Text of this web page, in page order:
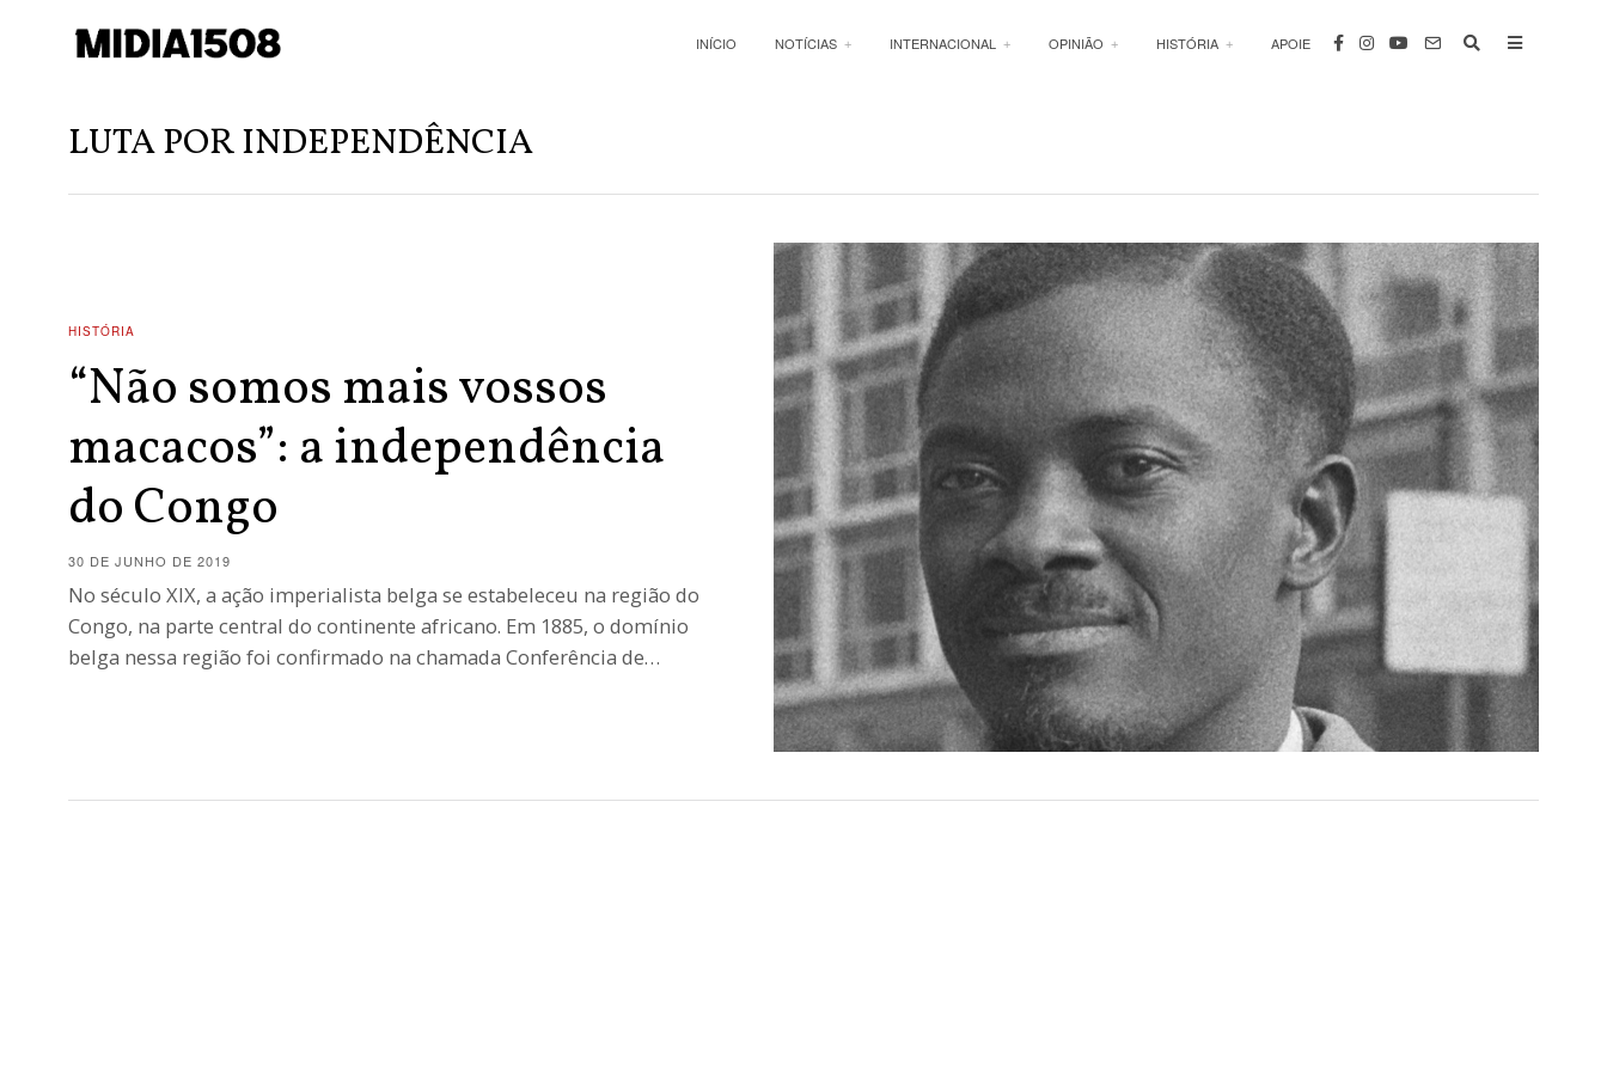
INÍCIO NOTÍCIAS INTERNACIONAL OPINIÃO HISTÓRIA APOIE
LUTA POR INDEPENDÊNCIA
HISTÓRIA
“Não somos mais vossos
macacos”: a independência
do Congo
30 DE JUNHO DE 2019
No século XIX, a ação imperialista belga se estabeleceu na região do
Congo, na parte central do continente africano. Em 1885, o domínio
belga nessa região foi confirmado na chamada Conferência de…